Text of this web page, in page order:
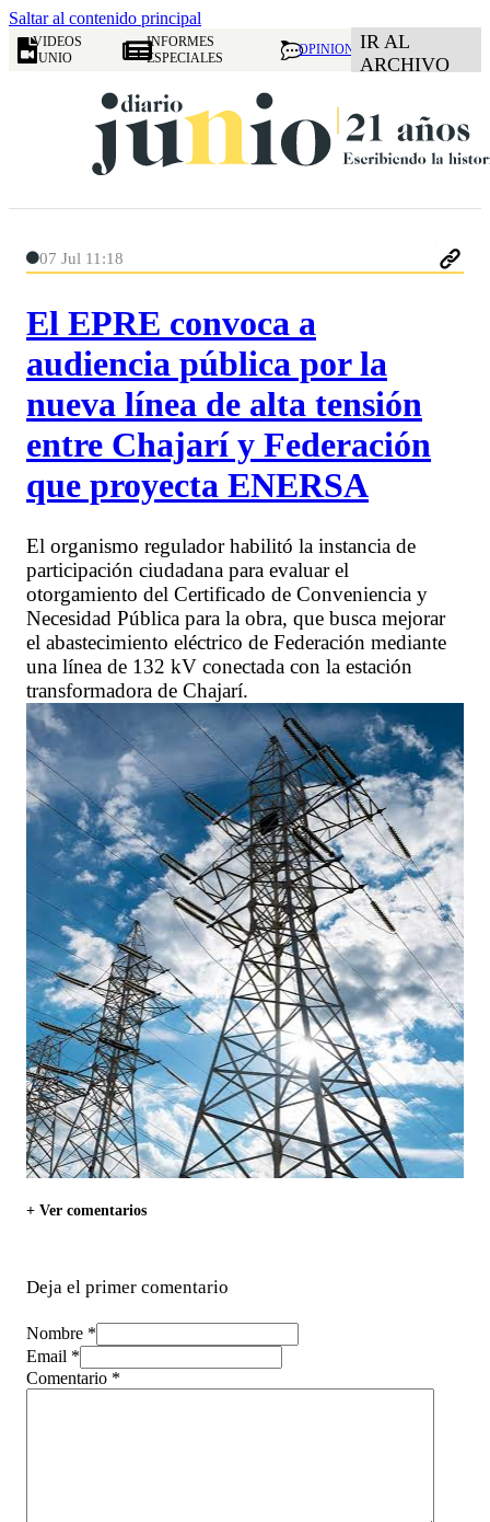
Saltar al contenido principal
VIDEOS
JUNIO
INFORMES
ESPECIALES
OPINION IR AL
ARCHIVO
07 Jul 11:18
El EPRE convoca a
audiencia pública por la
nueva línea de alta tensión
entre Chajarí y Federación
que proyecta ENERSA
El organismo regulador habilitó la instancia de
participación ciudadana para evaluar el
otorgamiento del Certificado de Conveniencia y
Necesidad Pública para la obra, que busca mejorar
el abastecimiento eléctrico de Federación mediante
una línea de 132 kV conectada con la estación
transformadora de Chajarí.
+ Ver comentarios
Deja el primer comentario
Nombre *
Email *
Comentario *